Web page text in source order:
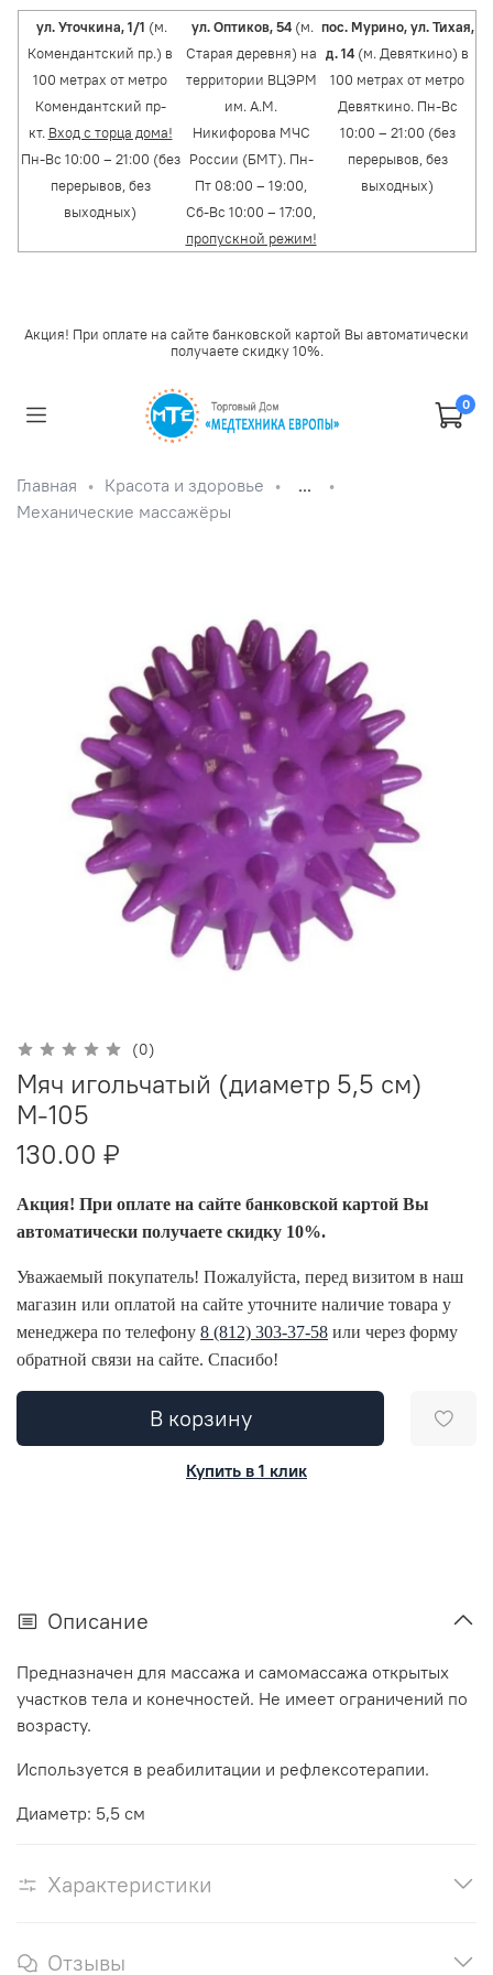
ул. Уточкина, 1/1 (м.
Комендантский пр.) в
100 метрах от метро
Комендантский пр-
кт. Вход с торца дома!
Пн-Вс 10:00 – 21:00 (без
перерывов, без
выходных)
ул. Оптиков, 54 (м.
Старая деревня) на
территории ВЦЭРМ
им. А.М.
Никифорова МЧС
России (БМТ). Пн-
Пт 08:00 – 19:00,
Сб-Вс 10:00 – 17:00,
пропускной режим!
пос. Мурино, ул. Тихая,
д. 14 (м. Девяткино) в
100 метрах от метро
Девяткино. Пн-Вс
10:00 – 21:00 (без
перерывов, без
выходных)
Акция! При оплате на сайте банковской картой Вы автоматически
получаете скидку 10%.
0
Главная Красота и здоровье
...
Механические массажёры
(0)
Мяч игольчатый (диаметр 5,5 см)
М-105
130.00 ₽
Акция! При оплате на сайте банковской картой Вы
автоматически получаете скидку 10%.
Уважаемый покупатель! Пожалуйста, перед визитом в наш
магазин или оплатой на сайте уточните наличие товара у
менеджера по телефону 8 (812) 303-37-58 или через форму
обратной связи на сайте. Спасибо!
В корзину
Купить в 1 клик
Описание
Предназначен для массажа и самомассажа открытых
участков тела и конечностей. Не имеет ограничений по
возрасту.
Используется в реабилитации и рефлексотерапии.
Диаметр: 5,5 см
Характеристики
Отзывы